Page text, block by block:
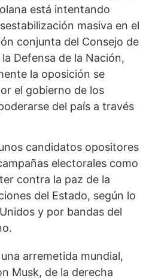
está intentando
masiva en el
conjunta del Consejo de
Defensa de la Nación,
la oposición se
el gobierno de los
del país a través
candidatos opositores
electorales como
contra la paz de la
del Estado, según lo
y por bandas del
arremetida mundial,
Musk, de la derecha